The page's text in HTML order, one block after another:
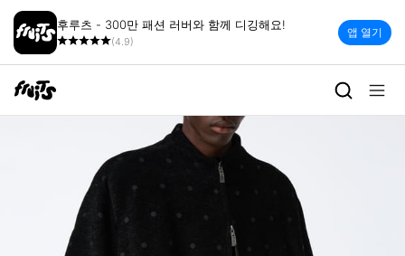
후루츠 - 300만 패션 러버와 함께 디깅해요!
(4.9)
앱 열기